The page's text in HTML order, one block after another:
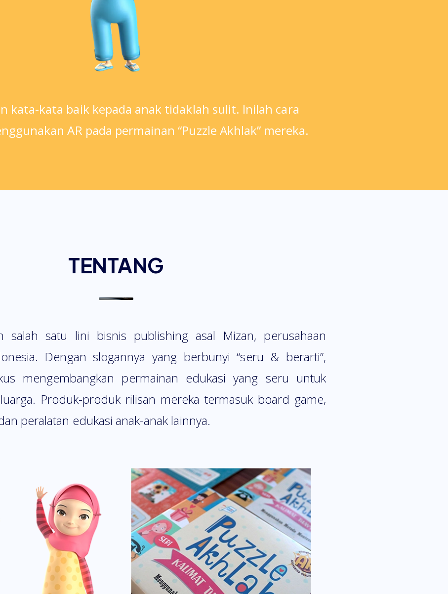
kata-kata baik kepada anak tidaklah sulit. Inilah cara
AR pada permainan “Puzzle Akhlak” mereka.
TENTANG
salah satu lini bisnis publishing asal Mizan, perusahaan
Dengan slogannya yang berbunyi “seru & berarti”,
mengembangkan permainan edukasi yang seru untuk
Produk-produk rilisan mereka termasuk board game,
peralatan edukasi anak-anak lainnya.